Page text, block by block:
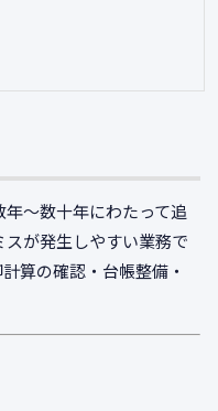
〜数十年にわたって追
が発生しやすい業務で
算の確認・台帳整備・